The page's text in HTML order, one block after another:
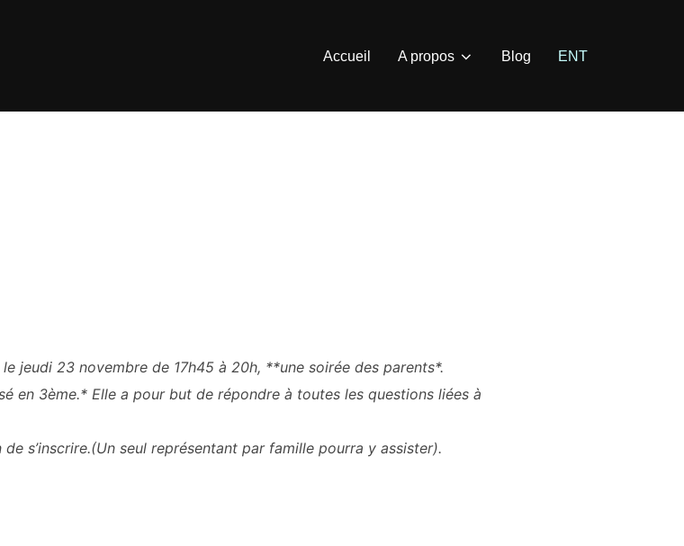
Accueil A propos Blog ENT
jeudi 23 novembre de 17h45 à 20h, **une soirée des parents*.
en 3ème.* Elle a pour but de répondre à toutes les questions liées à
s’inscrire.(Un seul représentant par famille pourra y assister).